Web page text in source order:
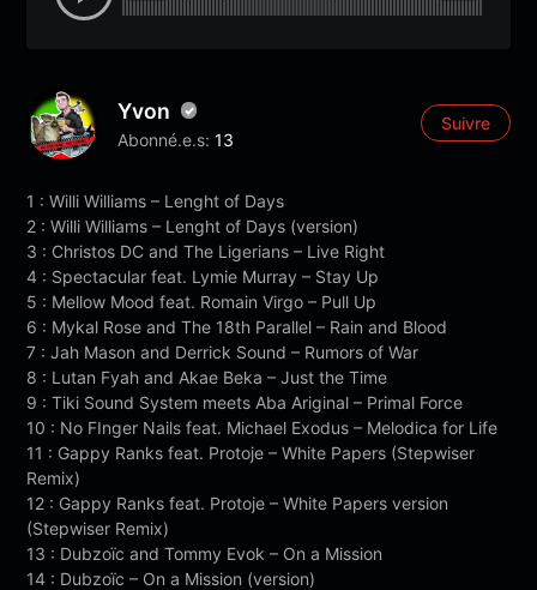
Yvon
Abonné.e.s: 13
Suivre
1 : Willi Williams – Lenght of Days
2 : Willi Williams – Lenght of Days (version)
3 : Christos DC and The Ligerians – Live Right
4 : Spectacular feat. Lymie Murray – Stay Up
5 : Mellow Mood feat. Romain Virgo – Pull Up
6 : Mykal Rose and The 18th Parallel – Rain and Blood
7 : Jah Mason and Derrick Sound – Rumors of War
8 : Lutan Fyah and Akae Beka – Just the Time
9 : Tiki Sound System meets Aba Ariginal – Primal Force
10 : No FInger Nails feat. Michael Exodus – Melodica for Life
11 : Gappy Ranks feat. Protoje – White Papers (Stepwiser
Remix)
12 : Gappy Ranks feat. Protoje – White Papers version
(Stepwiser Remix)
13 : Dubzoïc and Tommy Evok – On a Mission
14 : Dubzoïc – On a Mission (version)